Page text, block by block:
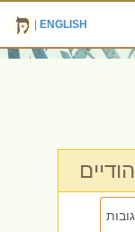
ENGLISH